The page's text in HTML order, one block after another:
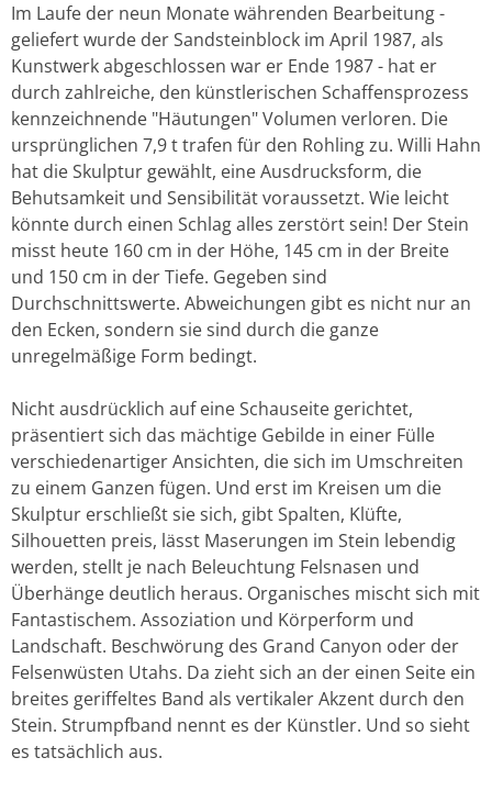
Im Laufe der neun Monate währenden Bearbeitung -
geliefert wurde der Sandsteinblock im April 1987, als
Kunstwerk abgeschlossen war er Ende 1987 - hat er
durch zahlreiche, den künstlerischen Schaffensprozess
kennzeichnende "Häutungen" Volumen verloren. Die
ursprünglichen 7,9 t trafen für den Rohling zu. Willi Hahn
hat die Skulptur gewählt, eine Ausdrucksform, die
Behutsamkeit und Sensibilität voraussetzt. Wie leicht
könnte durch einen Schlag alles zerstört sein! Der Stein
misst heute 160 cm in der Höhe, 145 cm in der Breite
und 150 cm in der Tiefe. Gegeben sind
Durchschnittswerte. Abweichungen gibt es nicht nur an
den Ecken, sondern sie sind durch die ganze
unregelmäßige Form bedingt.
Nicht ausdrücklich auf eine Schauseite gerichtet,
präsentiert sich das mächtige Gebilde in einer Fülle
verschiedenartiger Ansichten, die sich im Umschreiten
zu einem Ganzen fügen. Und erst im Kreisen um die
Skulptur erschließt sie sich, gibt Spalten, Klüfte,
Silhouetten preis, lässt Maserungen im Stein lebendig
werden, stellt je nach Beleuchtung Felsnasen und
Überhänge deutlich heraus. Organisches mischt sich mit
Fantastischem. Assoziation und Körperform und
Landschaft. Beschwörung des Grand Canyon oder der
Felsenwüsten Utahs. Da zieht sich an der einen Seite ein
breites geriffeltes Band als vertikaler Akzent durch den
Stein. Strumpfband nennt es der Künstler. Und so sieht
es tatsächlich aus.